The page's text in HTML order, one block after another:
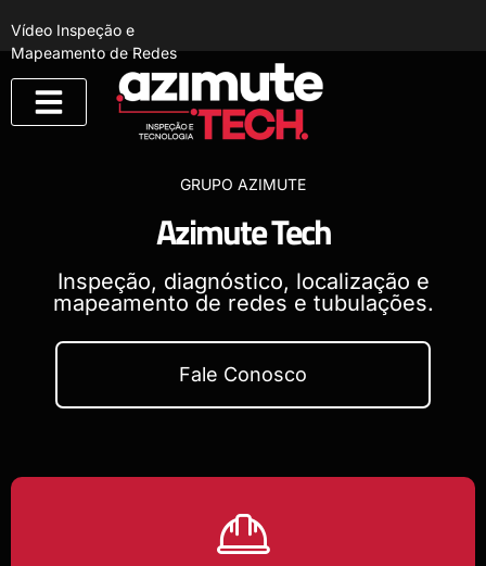
Vídeo Inspeção e
Mapeamento de Redes
GRUPO AZIMUTE
Azimute Tech
Inspeção, diagnóstico, localização e
mapeamento de redes e tubulações.
Fale Conosco